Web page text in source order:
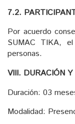
7.2.
Por acuerdo
SUMAC TIKA,
personas.
VIII. DURACIÓN
Duración: 03
Modalidad: